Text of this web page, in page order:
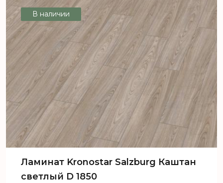
В наличии
Ламинат Kronostar Salzburg Каштан
светлый D 1850